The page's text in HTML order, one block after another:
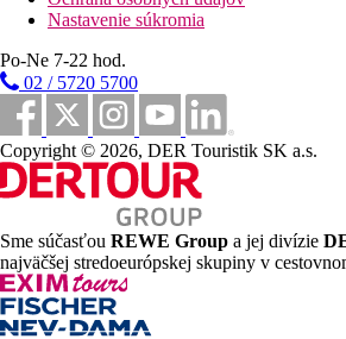
detský bufet
Stravovanie
All Inclusive
Raňajky, obed a večera formou
Snack (15.00–17.00 hod.)
Vybrané miestne nealkoholické
(10.00–23.00 hod.)
Ľahké občerstvenie v reštaurácii
15.00 hod.; 15.6.-15.9.)
Voľný vstup do aquaparku
15.6.-15.9.)
Nastavenie súkromia
Po-Ne 7-22 hod.
02 / 5720 5700
Copyright © 2026, DER Touristik SK a.s.
Sme súčasťou REWE Group a jej divízie
najväčšej stredoeurópskej skupiny v